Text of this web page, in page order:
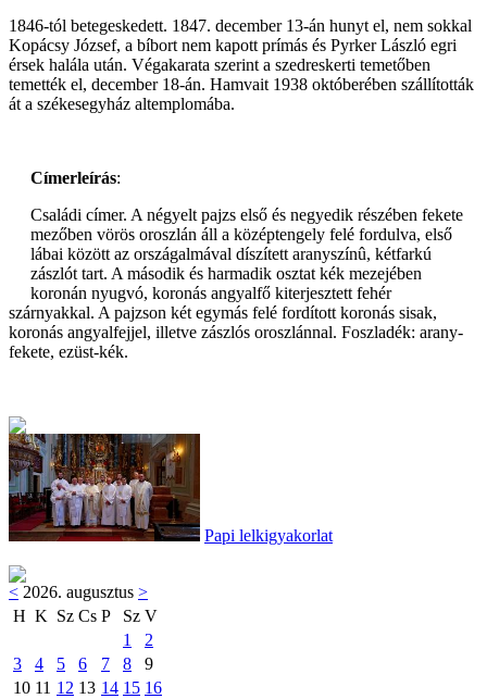
1846-tól betegeskedett. 1847. december 13-án hunyt el, nem sokkal
Kopácsy József, a bíbort nem kapott prímás és Pyrker László egri
érsek halála után. Végakarata szerint a szedreskerti temetőben
temették el, december 18-án. Hamvait 1938 októberében szállították
át a székesegyház altemplomába.
Címerleírás:
Családi címer. A négyelt pajzs első és negyedik részében fekete
mezőben vörös oroszlán áll a középtengely felé fordulva, első
lábai között az országalmával díszített aranyszínû, kétfarkú
zászlót tart. A második és harmadik osztat kék mezejében
koronán nyugvó, koronás angyalfő kiterjesztett fehér
szárnyakkal. A pajzson két egymás felé fordított koronás sisak,
koronás angyalfejjel, illetve zászlós oroszlánnal. Foszladék: arany-
fekete, ezüst-kék.
Papi lelkigyakorlat
< 2026. augusztus >
H K Sz Cs P Sz V
1
2
3
4 5 6 7 8
9
10 11 12 13 14 15 16